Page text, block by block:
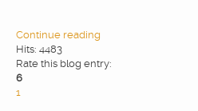
CONTATTI
Continue reading
Hits: 4483
Rate this blog entry:
6
1